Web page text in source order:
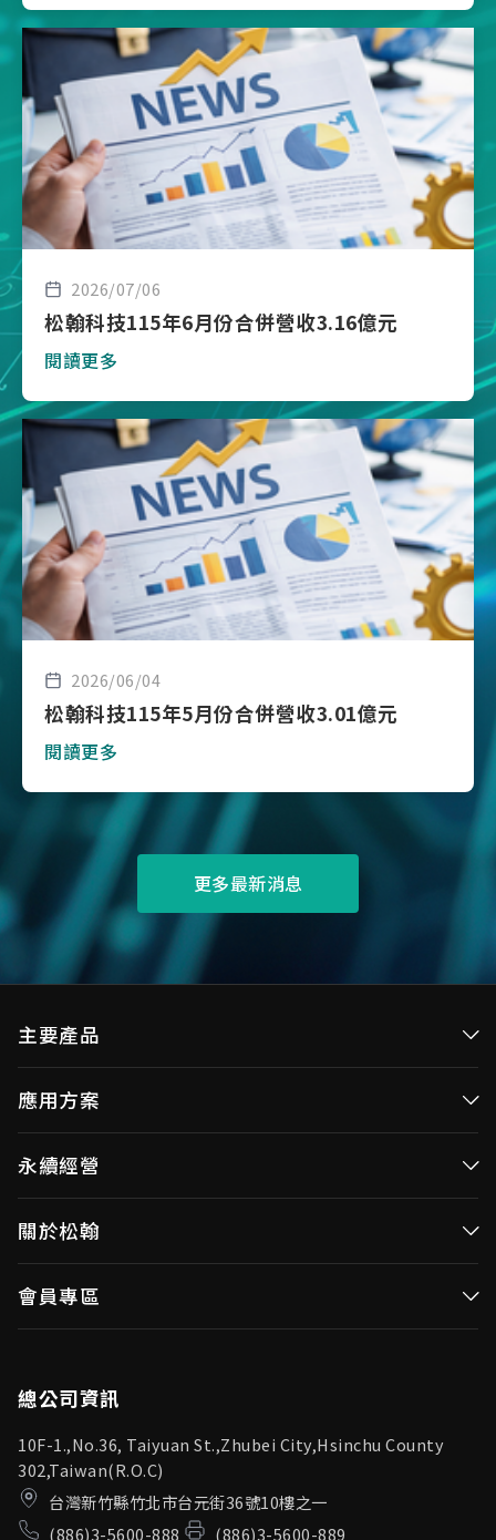
2026/07/06
松翰科技115年6月份合併營收3.16億元
閱讀更多
2026/06/04
松翰科技115年5月份合併營收3.01億元
閱讀更多
更多最新消息
主要產品
視訊/影像控制器
無線視頻傳輸
OID產品(Optical ID)
應用方案
視訊／影像控制器
無線視頻傳輸
永續經營
投資人專區
利害關係人
關於松翰
會員專區
總公司資訊
10F-1.,No.36, Taiyuan St.,Zhubei City,Hsinchu County
302,Taiwan(R.O.C)
台灣新竹縣竹北市台元街36號10樓之一
(886)3-5600-888
(886)3-5600-889